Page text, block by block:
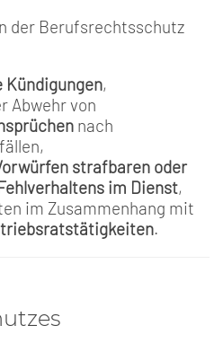
der Berufsrechtsschutz
,
Abwehr von
nach
strafbaren oder
im Dienst,
im Zusammenhang mit
.